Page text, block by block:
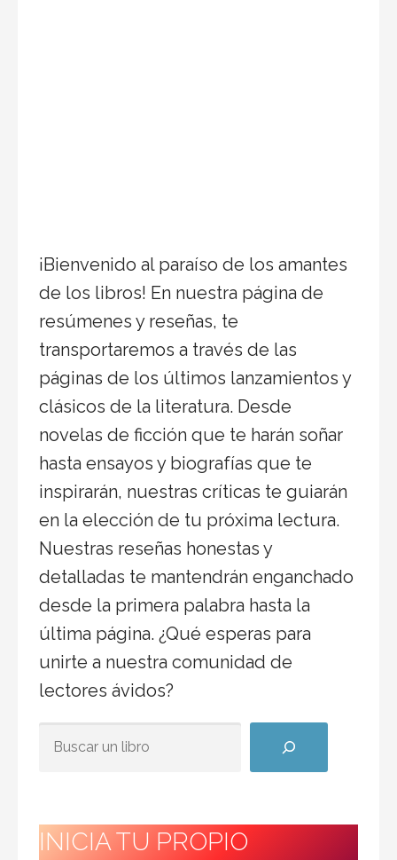
¡Bienvenido al paraíso de los amantes
de los libros! En nuestra página de
resúmenes y reseñas, te
transportaremos a través de las
páginas de los últimos lanzamientos y
clásicos de la literatura. Desde
novelas de ficción que te harán soñar
hasta ensayos y biografías que te
inspirarán, nuestras críticas te guiarán
en la elección de tu próxima lectura.
Nuestras reseñas honestas y
detalladas te mantendrán enganchado
desde la primera palabra hasta la
última página. ¿Qué esperas para
unirte a nuestra comunidad de
lectores ávidos?
INICIA TU PROPIO